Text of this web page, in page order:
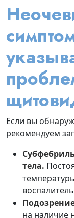
Если вы
рекомендуем
тела.
на наличие